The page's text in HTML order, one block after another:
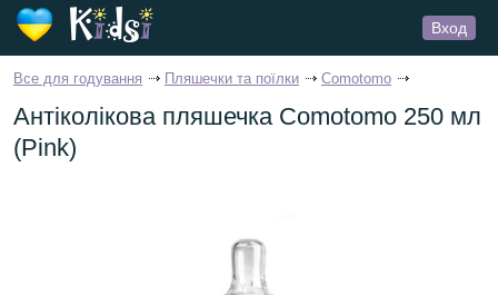
Вход
Все для годування Пляшечки та поїлки Comotomo
Антіколікова пляшечка Comotomo 250 мл
(Pink)